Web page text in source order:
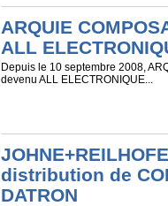
ARQUIE
ALL
Depuis le 10 septembre 2008,
devenu ALL ELECTRONIQUE...
distribution de
DATRON